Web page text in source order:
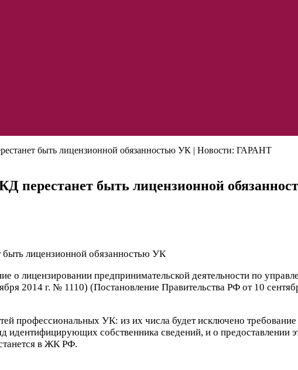
быть лицензионной обязанностью УК | Новости: ГАРАНТ
перестанет быть лицензионной
о лицензировании предпринимательской деятельности по
2014 г. № 1110) (Постановление Правительства РФ от 10
профессиональных УК: из их числа будет исключено
собственника сведений, и о предоставлении
в ЖК РФ.